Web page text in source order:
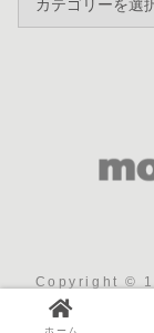
Copyright ©
ホーム